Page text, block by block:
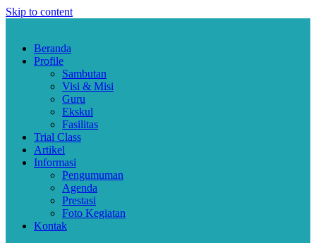
Skip to content
Beranda
Profile
Sambutan
Visi & Misi
Guru
Ekskul
Fasilitas
Trial Class
Artikel
Informasi
Pengumuman
Agenda
Prestasi
Foto Kegiatan
Kontak